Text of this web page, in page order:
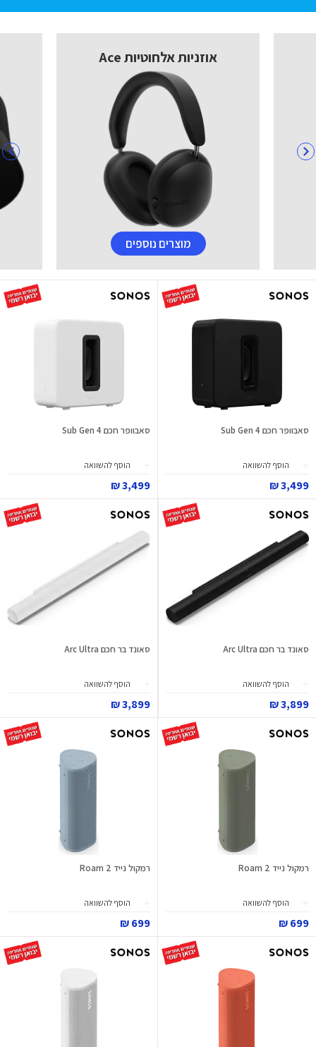
אוזניות אלחוטיות Ace
מוצרים נוספים
סאבוופר חכם Sub Gen 4
הוסף להשוואה
3,499 ₪
סאבוופר חכם Sub Gen 4
הוסף להשוואה
3,499 ₪
סאונד בר חכם Arc Ultra
הוסף להשוואה
3,899 ₪
סאונד בר חכם Arc Ultra
הוסף להשוואה
3,899 ₪
רמקול נייד Roam 2
הוסף להשוואה
699 ₪
רמקול נייד Roam 2
הוסף להשוואה
699 ₪